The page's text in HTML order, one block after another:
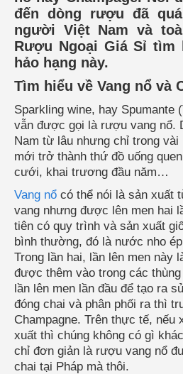
đến dòng rượu đã
người Việt Nam và
Rượu Ngoại Giá Sỉ
hảo hạng này.
Tìm hiểu về Vang nổ và
Sparkling wine, hay Spumante
vẫn được gọi là rượu vang nổ.
Nam từ lâu nhưng chỉ trong
mới trở thành thứ đồ uống
cưới, khai trương đầu năm…
Vang nổ có thể nói là sản xuất
vang nhưng được lên men hai
tiên có quy trình và sản xuất
bình thường, đó là nước nho
Trong lần hai, lần lên men này
được thêm vào trong các
lần lên men lần đầu để tạo ra
đóng chai và phân phối ra thì
Champagne. Trên thực tế, nếu
xuất thì chúng không có gì
chỉ đơn giản là rượu vang nổ
chai tại Pháp mà thôi.